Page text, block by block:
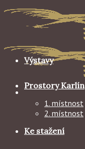
Skip
content
Výstavy
Prostory Karlín
1. místnost
2. místnost
Ke stažení